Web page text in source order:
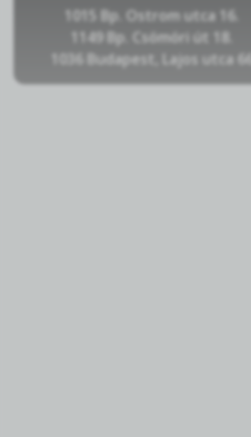
1015 Bp. Ostrom utca 16.
1149 Bp. Csömöri út 18.
1036 Budapest, Lajos utca 66